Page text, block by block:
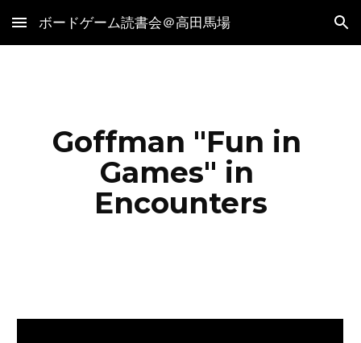
Skip to main content Skip to navigation
ボードゲーム読書会＠高田馬場
Goffman "Fun in
Games" in
Encounters